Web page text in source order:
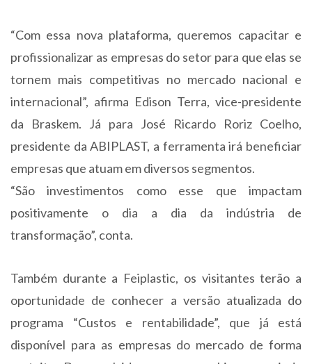
“Com essa nova plataforma, queremos capacitar e
profissionalizar as empresas do setor para que elas se
tornem mais competitivas no mercado nacional e
internacional”, afirma Edison Terra, vice-presidente
da Braskem. Já para José Ricardo Roriz Coelho,
presidente da ABIPLAST, a ferramenta irá beneficiar
empresas que atuam em diversos segmentos.
“São investimentos como esse que impactam
positivamente o dia a dia da indústria de
transformação”, conta.
Também durante a Feiplastic, os visitantes terão a
oportunidade de conhecer a versão atualizada do
programa “Custos e rentabilidade”, que já está
disponível para as empresas do mercado de forma